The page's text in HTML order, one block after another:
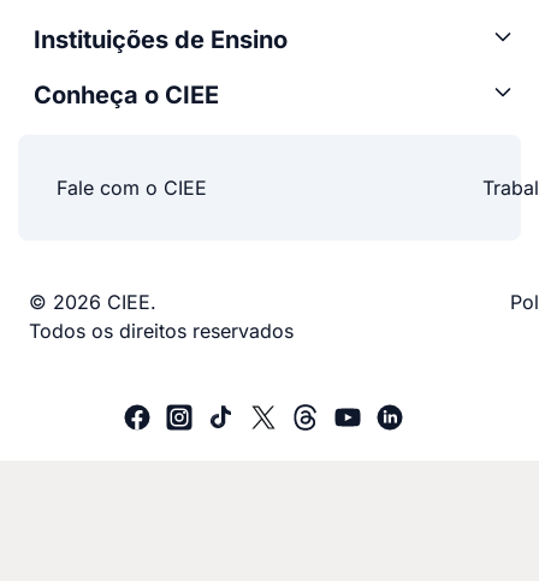
Instituições de Ensino
Conheça o CIEE
Fale com o CIEE
© 2026 CIEE.
Todos os direitos reservados